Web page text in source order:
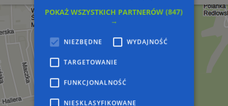
POKAŻ WSZYSTKICH PARTNERÓW(847)
→
NIEZBĘDNE WYDAJNOŚĆ
TARGETOWANIE
FUNKCJONALNOŚĆ
NIESKLASYFIKOWANE